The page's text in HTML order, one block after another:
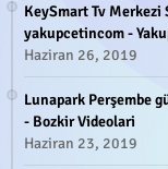
KeySmart Tv Merkezi
yakupcetincom -
Haziran 26, 2019
Lunapark Perşembe
- Bozkir Videolari
Haziran 23, 2019